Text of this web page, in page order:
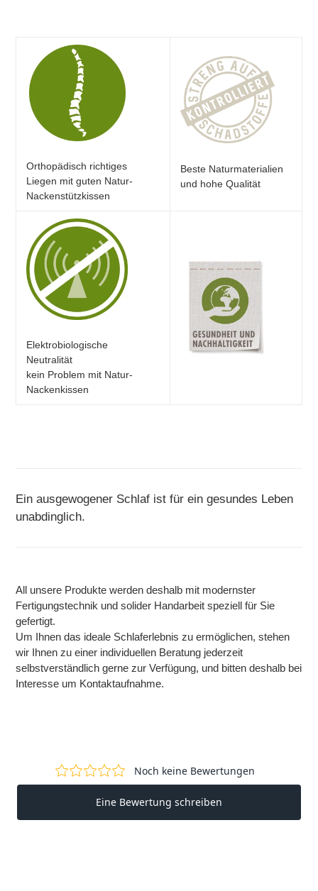
Orthopädisch richtiges
Liegen mit guten Natur-
Nackenstützkissen
Beste Naturmaterialien
und hohe Qualität
Elektrobiologische
Neutralität
kein Problem mit Natur-
Nackenkissen
Ein ausgewogener Schlaf ist für ein gesundes Leben
unabdinglich.
All unsere Produkte werden deshalb mit modernster
Fertigungstechnik und solider Handarbeit speziell für Sie
gefertigt.
Um Ihnen das ideale Schlaferlebnis zu ermöglichen, stehen
wir Ihnen zu einer individuellen Beratung jederzeit
selbstverständlich gerne zur Verfügung, und bitten deshalb bei
Interesse um Kontaktaufnahme.